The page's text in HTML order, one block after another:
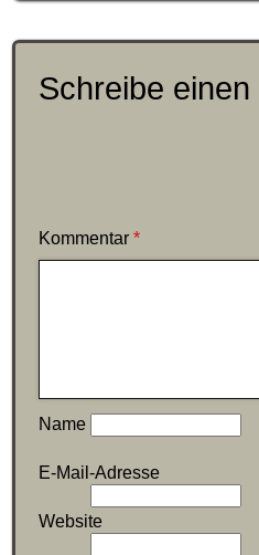
Schreibe
Kommentar *
Name
E-Mail-Adresse
Website